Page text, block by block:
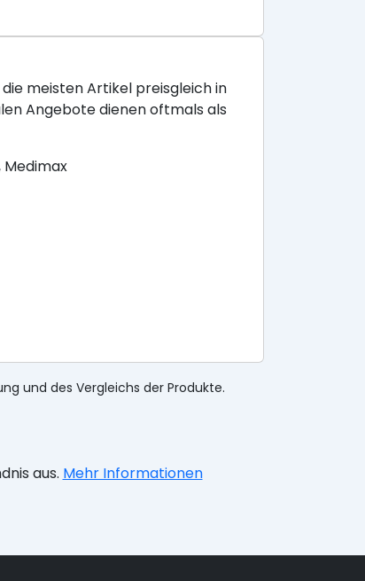
meisten Artikel preisgleich in
Angebote dienen oftmals als
und des Vergleichs der Produkte.
aus. Mehr Informationen